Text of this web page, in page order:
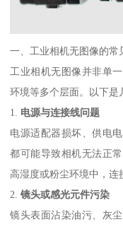
一、工业相机无图像的常
工业相机无图像并非单
环境等多个层面。以下是
1. 电源与连接线问题
电源适配器损坏、供电
都可能导致相机无法正
高湿度或粉尘环境中，连
2.镜头或感光元件污染
镜头表面沾染油污、灰